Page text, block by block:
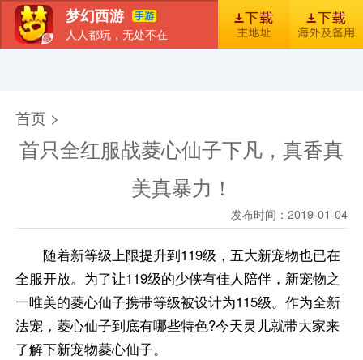
梦幻西游
人人都玩，无处不在
首页 >
首只全红服战菱心仙子下凡，真香真
美真暴力！
发布时间：2019-01-04
随着新等级上限提升到119级，五大新宠物也已在
全服开放。为了让119级的少侠有佳人陪伴，新宠物之
一唯美的菱心仙子携带等级被设计为115级。作为全新
法宠，菱心仙子到底有哪些特色?今天灵儿就带大家来
了解下新宠物菱心仙子。